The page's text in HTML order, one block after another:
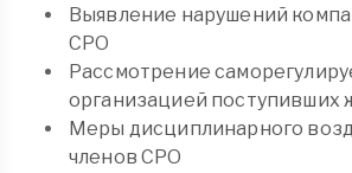
Выявление нарушений
СРО
Рассмотрение
организацией поступивших
Меры дисциплинарного
членов СРО